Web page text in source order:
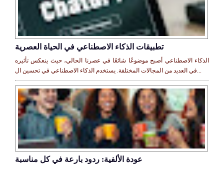
تطبيقات الذكاء الاصطناعي في الحياة العصرية
الذكاء الاصطناعي أصبح موضوعًا شائعًا في عصرنا الحالي، حيث ينعكس تأثيره
في العديد من المجالات المختلفة. يستخدم الذكاء الاصطناعي في تحسين ال...
عودة الألفية: ردود بارعة في كل مناسبة